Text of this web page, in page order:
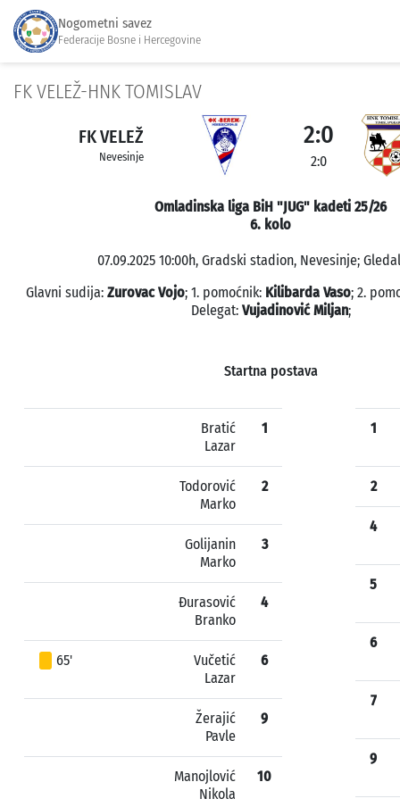
Nogometni savez
Federacije Bosne i Hercegovine
FK VELEŽ-HNK TOMISLAV
FK VELEŽ
Nevesinje
2:0
2:0
Omladinska liga BiH "JUG" kadeti 25/26
6. kolo
07.09.2025 10:00h, Gradski stadion, Nevesinje;
Glavni sudija: Zurovac Vojo; 1. pomoćnik: Kilibarda Vaso; 2.
Delegat: Vujadinović Miljan;
Startna postava
Bratić
Lazar
1
Todorović
Marko
2
Golijanin
Marko
3
Đurasović
Branko
4
65'
Vučetić
Lazar
6
Žerajić
Pavle
9
Manojlović
Nikola
10
1
2
4
5
6
7
9